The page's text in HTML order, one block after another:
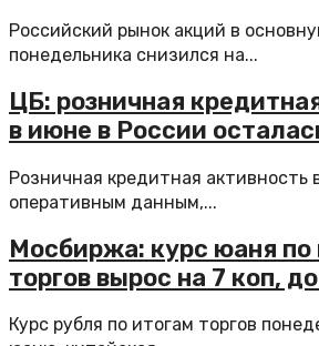
Российский рынок акций в
понедельника снизился на...
ЦБ: розничная
в июне в России
Розничная кредитная активность
оперативным данным,...
Мосбиржа: курс юаня по
торгов вырос на 7 коп,
Курс рубля по итогам торгов